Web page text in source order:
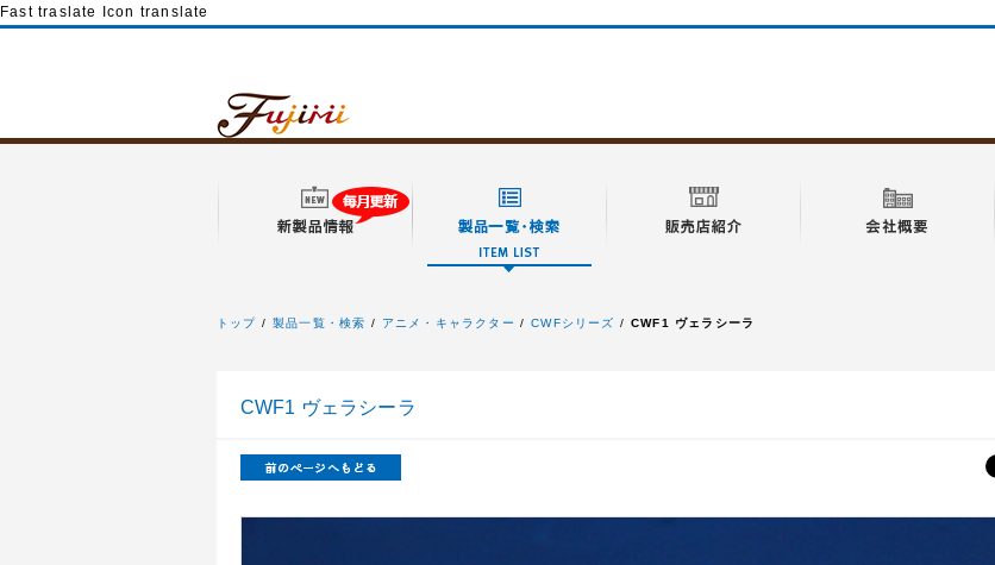
Fast traslate Icon translate
トップ 製品一覧・検索 アニメ・キャラクター CWFシリーズ CWF1 ヴェラシーラ
CWF1 ヴェラシーラ